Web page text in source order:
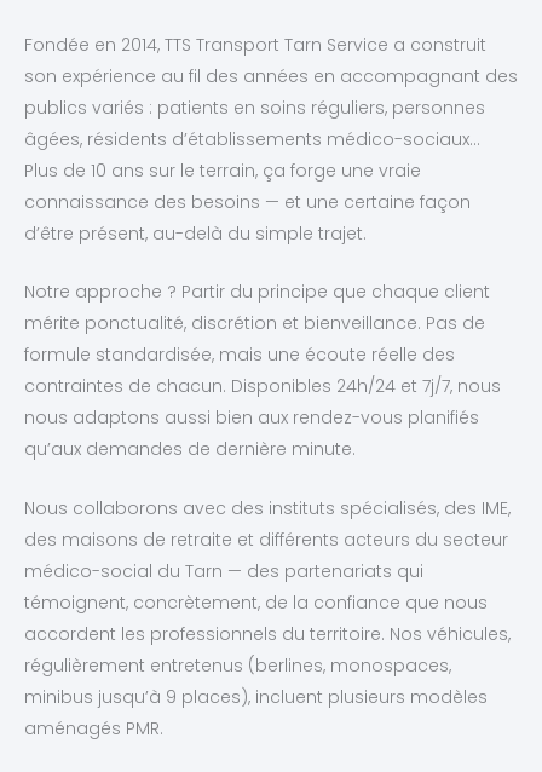
Fondée en 2014, TTS Transport Tarn Service a construit
son expérience au fil des années en accompagnant des
publics variés : patients en soins réguliers, personnes
âgées, résidents d’établissements médico-sociaux…
Plus de 10 ans sur le terrain, ça forge une vraie
connaissance des besoins — et une certaine façon
d’être présent, au-delà du simple trajet.
Notre approche ? Partir du principe que chaque client
mérite ponctualité, discrétion et bienveillance. Pas de
formule standardisée, mais une écoute réelle des
contraintes de chacun. Disponibles 24h/24 et 7j/7, nous
nous adaptons aussi bien aux rendez-vous planifiés
qu’aux demandes de dernière minute.
Nous collaborons avec des instituts spécialisés, des IME,
des maisons de retraite et différents acteurs du secteur
médico-social du Tarn — des partenariats qui
témoignent, concrètement, de la confiance que nous
accordent les professionnels du territoire. Nos véhicules,
régulièrement entretenus (berlines, monospaces,
minibus jusqu’à 9 places), incluent plusieurs modèles
aménagés PMR.